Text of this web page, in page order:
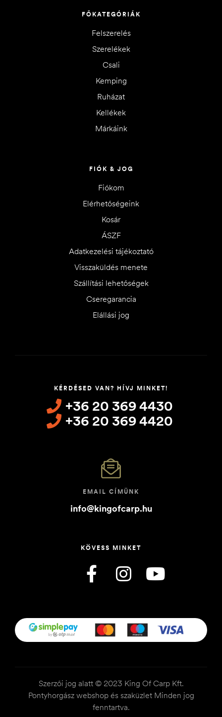
FŐKATEGÓRIÁK
Felszerelés
Szerelékek
Csali
Kemping
Ruházat
Kellékek
Márkáink
FIÓK & JOG
Fiókom
Elérhetőségeink
Kosár
ÁSZF
Adatkezelési tájékoztató
Visszaküldés menete
Szállítási lehetőségek
Cseregarancia
Elállási jog
KÉRDÉSED VAN? HÍVJ MINKET!
+36 20 369 4430
+36 20 369 4420
EMAIL CÍMÜNK
info@kingofcarp.hu
KÖVESS MINKET
Szerzői jog alatt © 2023 King Of Carp Kft.
Pontyhorgász webshop és szaküzlet Minden jog
fenntartva.